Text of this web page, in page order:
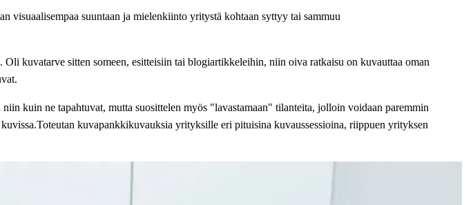
visuaalisempaa suuntaan ja mielenkiinto yritystä kohtaan syttyy tai sammuu
kuvatarve sitten someen, esitteisiin tai blogiartikkeleihin, niin oiva ratkaisu on kuvauttaa oman
kuin ne tapahtuvat, mutta suosittelen myös "lavastamaan" tilanteita, jolloin voidaan paremmin
kuvapankkikuvauksia yrityksille eri pituisina kuvaussessioina, riippuen yrityksen